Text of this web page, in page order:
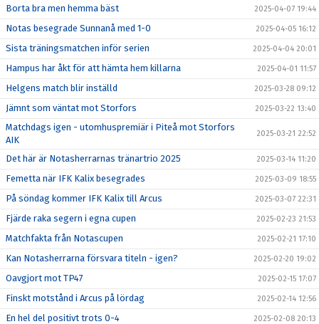
Borta bra men hemma bäst 2025-04-07 19:44
Notas besegrade Sunnanå med 1-0 2025-04-05 16:12
Sista träningsmatchen inför serien 2025-04-04 20:01
Hampus har åkt för att hämta hem killarna 2025-04-01 11:57
Helgens match blir inställd 2025-03-28 09:12
Jämnt som väntat mot Storfors 2025-03-22 13:40
Matchdags igen - utomhuspremiär i Piteå mot Storfors
AIK
2025-03-21 22:52
Det här är Notasherrarnas tränartrio 2025 2025-03-14 11:20
Femetta när IFK Kalix besegrades 2025-03-09 18:55
På söndag kommer IFK Kalix till Arcus 2025-03-07 22:31
Fjärde raka segern i egna cupen 2025-02-23 21:53
Matchfakta från Notascupen 2025-02-21 17:10
Kan Notasherrarna försvara titeln - igen? 2025-02-20 19:02
Oavgjort mot TP47 2025-02-15 17:07
Finskt motstånd i Arcus på lördag 2025-02-14 12:56
En hel del positivt trots 0-4 2025-02-08 20:13